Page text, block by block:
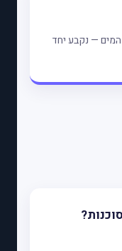
— נקבע יחד